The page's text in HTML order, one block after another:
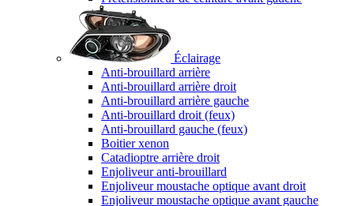
Éclairage
Anti-brouillard arrière
Anti-brouillard arrière droit
Anti-brouillard arrière gauche
Anti-brouillard droit (feux)
Anti-brouillard gauche (feux)
Boitier xenon
Catadioptre arrière droit
Enjoliveur anti-brouillard
Enjoliveur moustache optique avant droit
Enjoliveur moustache optique avant gauche